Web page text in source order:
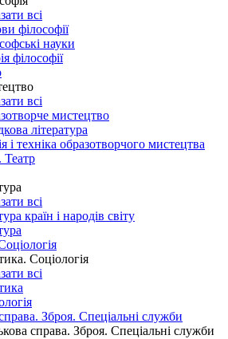
всі
філософії
науки
філософії
всі
мистецтво
література
і техніка образотворчого мистецтва
Театр
всі
країн і народів світу
Соціологія
всі
Зброя. Спеціальні служби
справа. Зброя. Спеціальні служби